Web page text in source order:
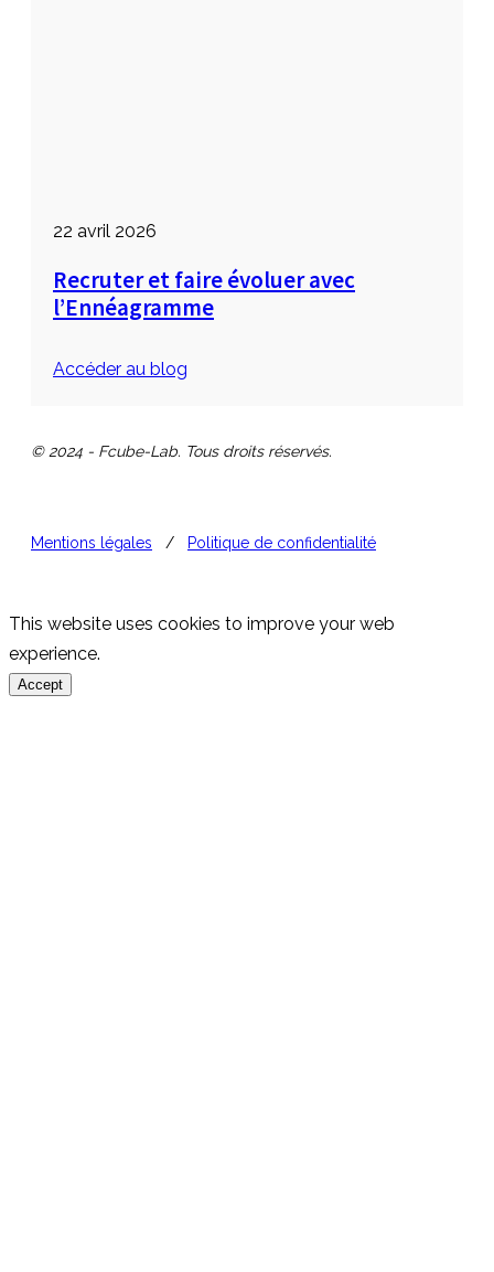
22 avril 2026
Recruter et faire évoluer avec
l’Ennéagramme
Accéder au blog
© 2024 - Fcube-Lab. Tous droits réservés.
Mentions légales / Politique de confidentialité
This website uses cookies to improve your web
experience.
Accept